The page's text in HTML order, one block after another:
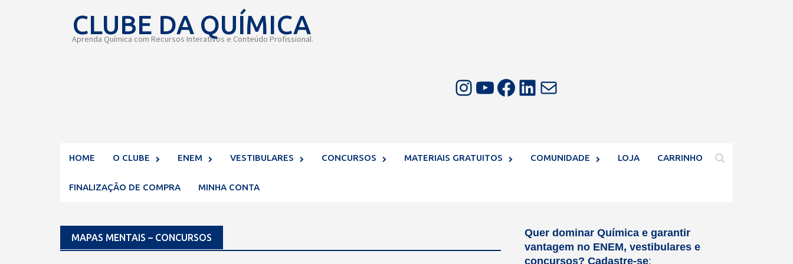
contentCLUBE DA QUÍMICA
Aprenda Química com Recursos Interativos e Conteúdo Profissional.
Instagram Youtube Facebook LinkedIn E-mail
HOME O CLUBE ENEM VESTIBULARES CONCURSOS MATERIAIS GRATUITOS COMUNIDADE LOJA CARRINHO
FINALIZAÇÃO DE COMPRA MINHA CONTA
MAPAS MENTAIS – CONCURSOS
Quer dominar Química e garantir
vantagem no ENEM, vestibulares e
concursos? Cadastre-se: